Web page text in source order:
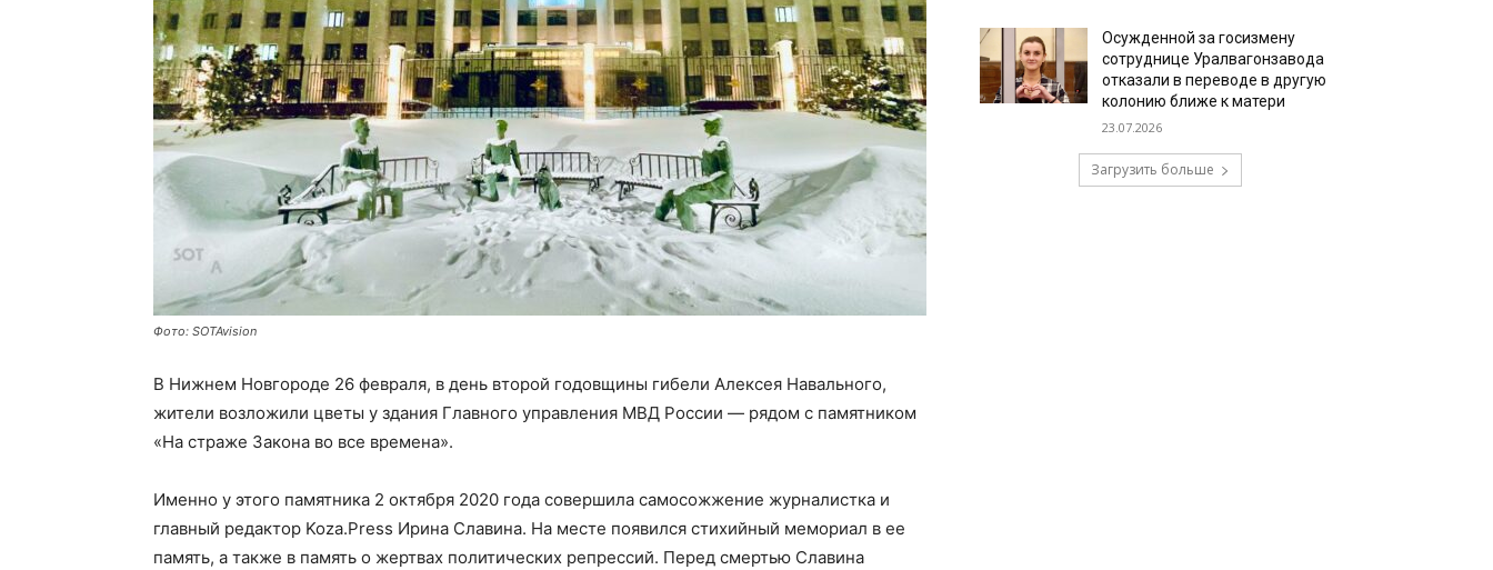
Фото: SOTAvision
В Нижнем Новгороде 26 февраля, в день второй годовщины гибели Алексея Навального,
жители возложили цветы у здания Главного управления МВД России — рядом с памятником
«На страже Закона во все времена».
Именно у этого памятника 2 октября 2020 года совершила самосожжение журналистка и
главный редактор Koza.Press Ирина Славина. На месте появился стихийный мемориал в ее
память, а также в память о жертвах политических репрессий. Перед смертью Славина
Осужденной за госизмену
сотруднице Уралвагонзавода
отказали в переводе в другую
колонию ближе к матери
23.07.2026
Загрузить больше